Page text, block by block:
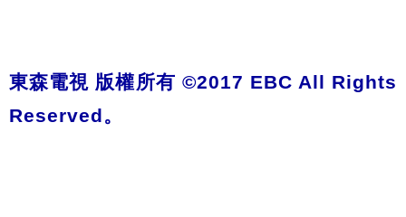
東森電視 版權所有 ©2017 EBC All Rights
Reserved。